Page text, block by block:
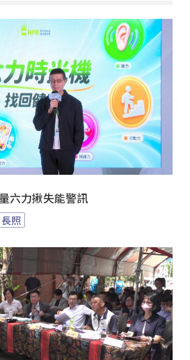
六力揪失能警訊
長照